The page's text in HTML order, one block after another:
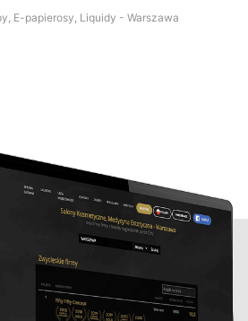
E-papierosy, Liquidy - Warszawa